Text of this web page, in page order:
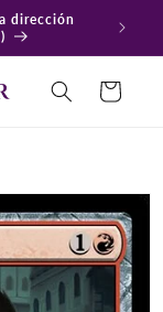
dirección
Carrito